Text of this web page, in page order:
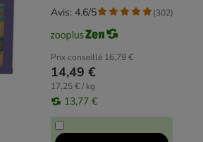
Prix conseillé 16,79 €
14,49 €
17,25 € / kg
13,77 €
Avis: 4.6/5 (302)